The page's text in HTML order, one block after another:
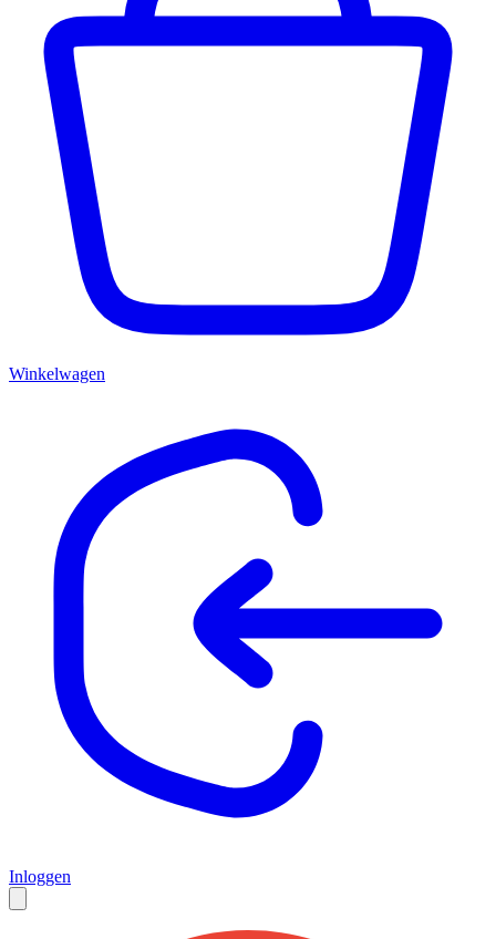
Winkelwagen
Inloggen